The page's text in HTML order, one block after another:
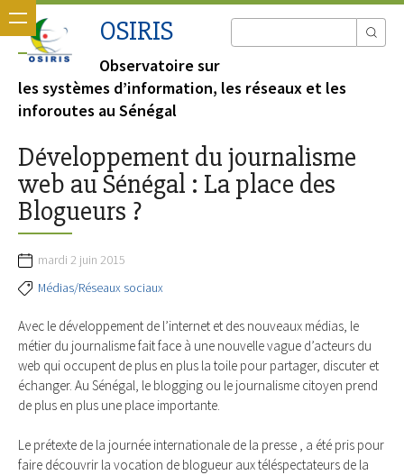
OSIRIS
Observatoire sur
les systèmes d’information, les réseaux et les
inforoutes au Sénégal
Développement du journalisme
web au Sénégal : La place des
Blogueurs ?
mardi 2 juin 2015
Médias/Réseaux sociaux
Avec le développement de l’internet et des nouveaux médias, le
métier du journalisme fait face à une nouvelle vague d’acteurs du
web qui occupent de plus en plus la toile pour partager, discuter et
échanger. Au Sénégal, le blogging ou le journalisme citoyen prend
de plus en plus une place importante.
Le prétexte de la journée internationale de la presse , a été pris pour
faire découvrir la vocation de blogueur aux téléspectateurs de la